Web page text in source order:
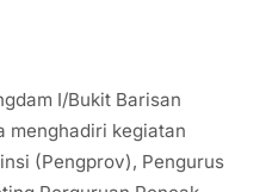
I/Bukit Barisan
menghadiri kegiatan
(Pengprov), Pengurus